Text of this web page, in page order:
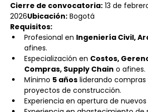
Cierre de convocatoria: 13 de
2026Ubicación: Bogotá
Requisitos:
Profesional en Ingeniería Civil,
afines.
Especialización en Costos,
Compras, Supply Chain o afines.
Mínimo 5 años liderando
proyectos de construcción.
Experiencia en apertura de